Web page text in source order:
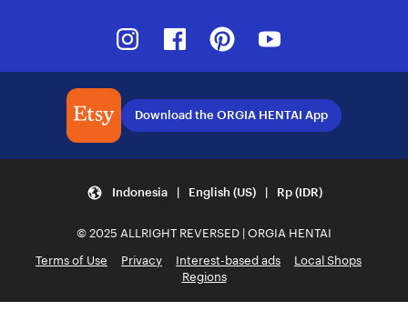
InstagramFacebookPinterest
Download the ORGIA HENTAI App
Indonesia | English (US) | Rp (IDR)
© 2025 ALLRIGHT REVERSED | ORGIA HENTAI
Terms of Use
Privacy Interest-based ads
Local Shops
Regions